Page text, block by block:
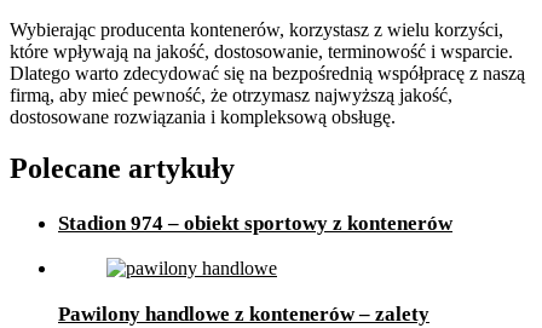
Wybierając producenta kontenerów, korzystasz z wielu korzyści,
które wpływają na jakość, dostosowanie, terminowość i wsparcie.
Dlatego warto zdecydować się na bezpośrednią współpracę z naszą
firmą, aby mieć pewność, że otrzymasz najwyższą jakość,
dostosowane rozwiązania i kompleksową obsługę.
Polecane artykuły
Stadion 974 – obiekt sportowy z kontenerów
Pawilony handlowe z kontenerów – zalety